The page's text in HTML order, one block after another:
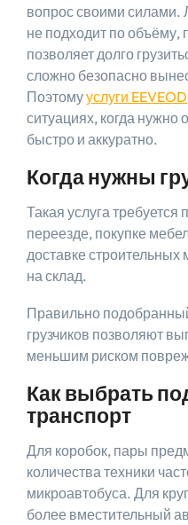
вопрос своими силами.
не подходит по объёму,
позволяет долго
сложно безопасно
Поэтомууслуги EEVEOD
ситуациях, когда нужно
быстро и аккуратно.
Когда нужны
Такая услуга
переезде, покупке
доставке
на склад.
Правильно
грузчиков позволяют
меньшим риском
Как выбрать
транспорт
Для коробок, пары
количества техники
микроавтобуса. Для
более вместительный